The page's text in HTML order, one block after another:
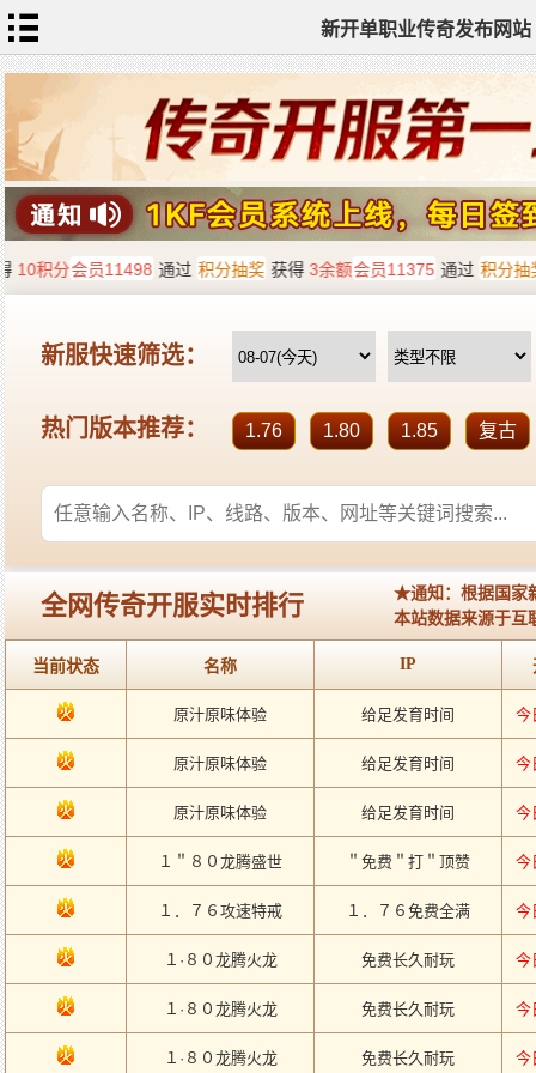
新开单职业传奇发布网站
网
站
首
页
单
职
业
传
奇
迷
失
传
奇
神
器
单
职
业
打
金
传
奇
sf
新
开
单
职
业
传
奇
全
站
标
签